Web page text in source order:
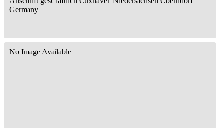
Germany
No Image Available